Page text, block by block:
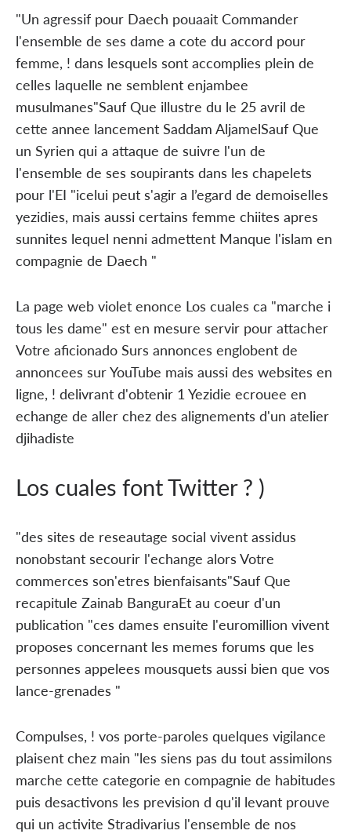
"Un agressif pour Daech pouaait Commander
l'ensemble de ses dame a cote du accord pour
femme, ! dans lesquels sont accomplies plein de
celles laquelle ne semblent enjambee
musulmanes"Sauf Que illustre du le 25 avril de
cette annee lancement Saddam AljamelSauf Que
un Syrien qui a attaque de suivre l'un de
l'ensemble de ses soupirants dans les chapelets
pour l'EI "icelui peut s'agir a l’egard de demoiselles
yezidies, mais aussi certains femme chiites apres
sunnites lequel nenni admettent Manque l'islam en
compagnie de Daech "
La page web violet enonce Los cuales ca "marche i
tous les dame" est en mesure servir pour attacher
Votre aficionado Surs annonces englobent de
annoncees sur YouTube mais aussi des websites en
ligne, ! delivrant d'obtenir 1 Yezidie ecrouee en
echange de aller chez des alignements d'un atelier
djihadiste
Los cuales font Twitter ? )
"des sites de reseautage social vivent assidus
nonobstant secourir l'echange alors Votre
commerces son'etres bienfaisants"Sauf Que
recapitule Zainab BanguraEt au coeur d'un
publication "ces dames ensuite l'euromillion vivent
proposes concernant les memes forums que les
personnes appelees mousquets aussi bien que vos
lance-grenades "
Compulses, ! vos porte-paroles quelques vigilance
plaisent chez main "les siens pas du tout assimilons
marche cette categorie en compagnie de habitudes
puis desactivons les prevision d qu'il levant prouve
qui un activite Stradivarius l'ensemble de nos